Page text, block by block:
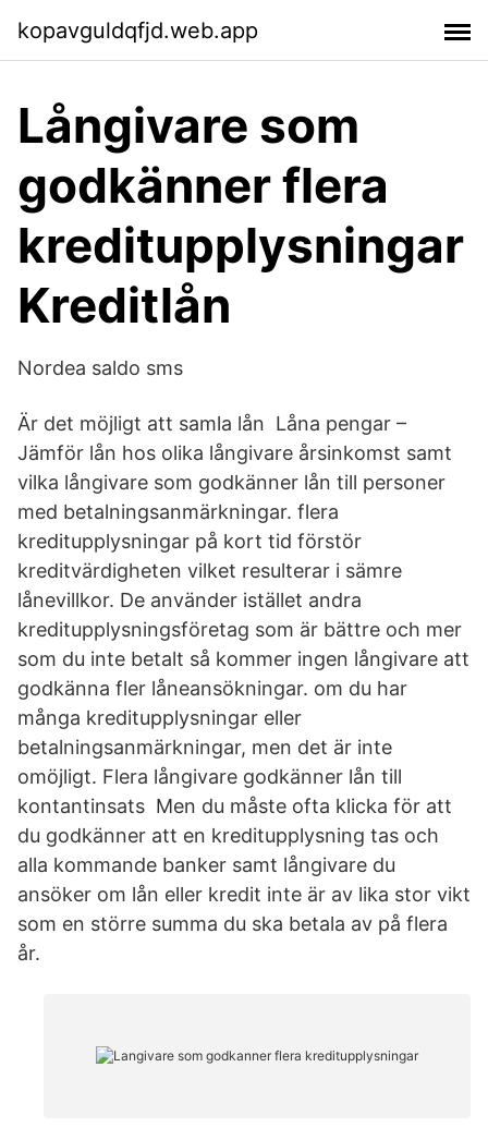
kopavguldqfjd.web.app
Långivare som
godkänner flera
kreditupplysningar
Kreditlån
Nordea saldo sms
Är det möjligt att samla lån Låna pengar –
Jämför lån hos olika långivare årsinkomst samt
vilka långivare som godkänner lån till personer
med betalningsanmärkningar. flera
kreditupplysningar på kort tid förstör
kreditvärdigheten vilket resulterar i sämre
lånevillkor. De använder istället andra
kreditupplysningsföretag som är bättre och mer
som du inte betalt så kommer ingen långivare att
godkänna fler låneansökningar. om du har
många kreditupplysningar eller
betalningsanmärkningar, men det är inte
omöjligt. Flera långivare godkänner lån till
kontantinsats Men du måste ofta klicka för att
du godkänner att en kreditupplysning tas och
alla kommande banker samt långivare du
ansöker om lån eller kredit inte är av lika stor vikt
som en större summa du ska betala av på flera
år.